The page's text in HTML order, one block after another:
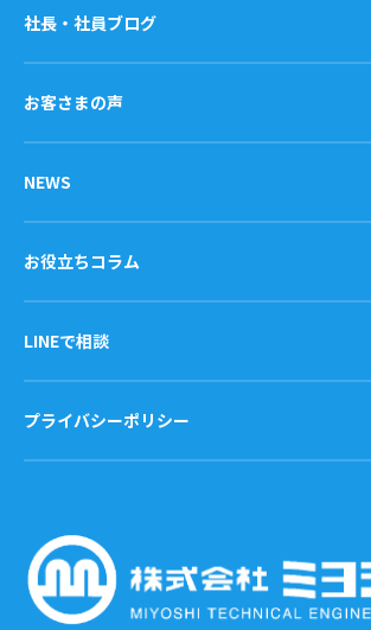
社長・社員ブログ
お客さまの声
NEWS
お役立ちコラム
LINEで相談
プライバシーポリシー